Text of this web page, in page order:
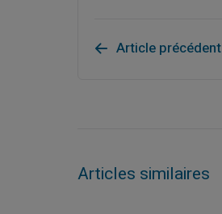
Article précédent
Articles similaires